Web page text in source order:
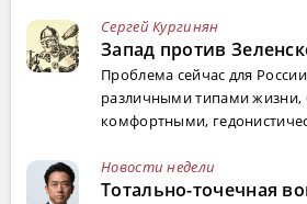
Сергей Кургинян
Запад против
Проблема сейчас для
различными типами жизни,
комфортными,
Новости недели
Тотально-точечная